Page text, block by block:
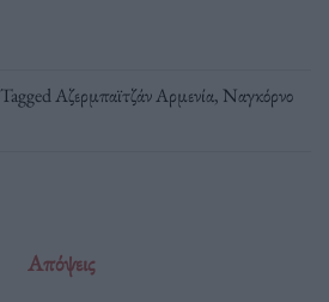
TaggedΑζερμπαϊτζάν Αρμενία, Ναγκόρνο
Απόψεις